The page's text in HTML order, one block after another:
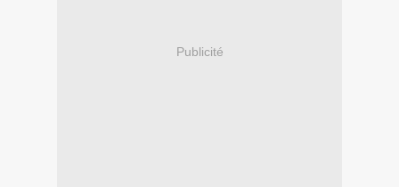
Publicité